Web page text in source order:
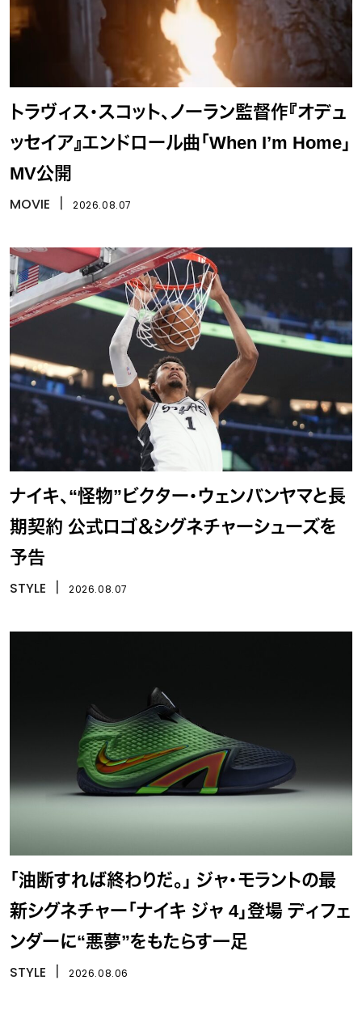
トラヴィス・スコット、ノーラン監督作『オデュ
ッセイア』エンドロール曲「When I’m Home」
MV公開
MOVIE 2026.08.07
ナイキ、“怪物”ビクター・ウェンバンヤマと長
期契約 公式ロゴ＆シグネチャーシューズを
予告
STYLE 2026.08.07
「油断すれば終わりだ。」 ジャ・モラントの最
新シグネチャー「ナイキ ジャ 4」登場 ディフェ
ンダーに“悪夢”をもたらす一足
STYLE 2026.08.06